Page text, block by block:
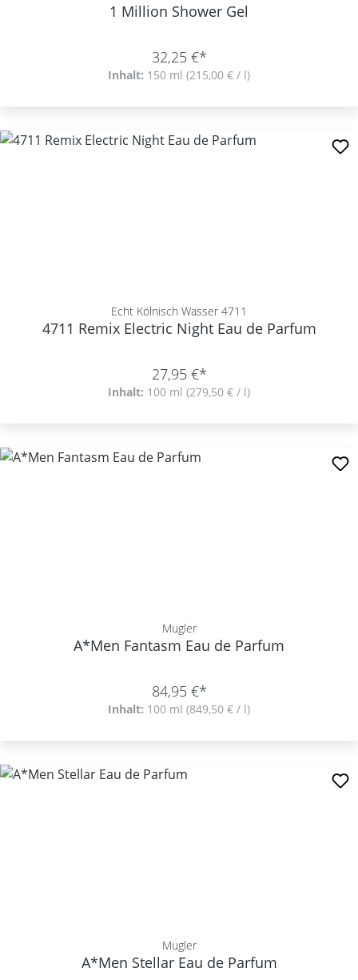
1 Million Shower Gel
32,25 €*
Inhalt: 150 ml (215,00 € / l)
Echt Kölnisch Wasser 4711
4711 Remix Electric Night Eau de Parfum
27,95 €*
Inhalt: 100 ml (279,50 € / l)
Mugler
A*Men Fantasm Eau de Parfum
84,95 €*
Inhalt: 100 ml (849,50 € / l)
Mugler
A*Men Stellar Eau de Parfum